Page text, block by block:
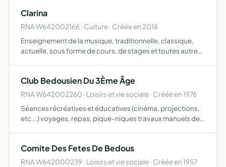
Clarina
RNA W642002166 · Culture · Créée en 2016
Enseignement de la musique, traditionnelle, classique,
actuelle, sous forme de cours, de stages et toutes autres
Club Bedousien Du 3Ème Âge
RNA W642002260 · Loisirs et vie sociale · Créée en 1976
Séances récréatives et éducatives (cinéma, projections,
etc...) voyages, repas, pique-niques travaux manuels de
Comite Des Fetes De Bedous
RNA W642000239 · Loisirs et vie sociale · Créée en 1957